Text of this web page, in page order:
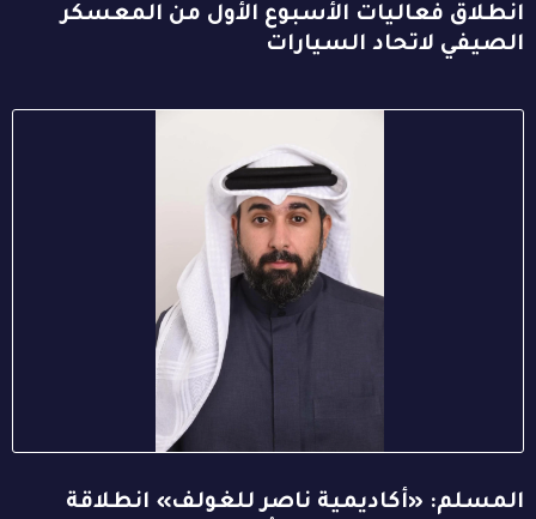
انطلاق فعاليات الأسبوع الأول من المعسكر
الصيفي لاتحاد السيارات
المسلم: «أكاديمية ناصر للغولف» انطلاقة